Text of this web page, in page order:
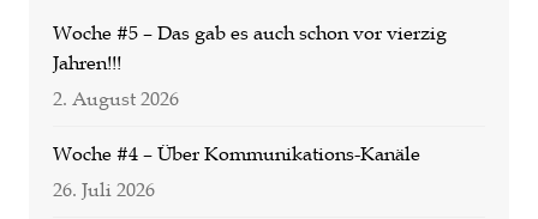
Woche #5 – Das gab es auch schon vor vierzig
Jahren!!!
2. August 2026
Woche #4 – Über Kommunikations-Kanäle
26. Juli 2026